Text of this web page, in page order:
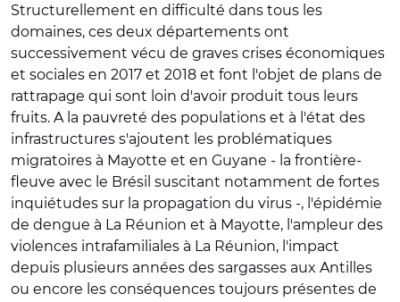
Structurellement en difficulté dans tous les
domaines, ces deux départements ont
successivement vécu de graves crises économiques
et sociales en 2017 et 2018 et font l'objet de plans de
rattrapage qui sont loin d'avoir produit tous leurs
fruits. A la pauvreté des populations et à l'état des
infrastructures s'ajoutent les problématiques
migratoires à Mayotte et en Guyane - la frontière-
fleuve avec le Brésil suscitant notamment de fortes
inquiétudes sur la propagation du virus -, l'épidémie
de dengue à La Réunion et à Mayotte, l'ampleur des
violences intrafamiliales à La Réunion, l'impact
depuis plusieurs années des sargasses aux Antilles
ou encore les conséquences toujours présentes de